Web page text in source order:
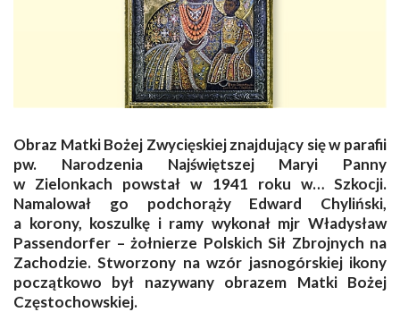
Obraz Matki Bożej Zwycięskiej znajdujący się w parafii
pw. Narodzenia Najświętszej Maryi Panny
w Zielonkach powstał w 1941 roku w… Szkocji.
Namalował go podchorąży Edward Chyliński,
a korony, koszulkę i ramy wykonał mjr Władysław
Passendorfer – żołnierze Polskich Sił Zbrojnych na
Zachodzie. Stworzony na wzór jasnogórskiej ikony
początkowo był nazywany obrazem Matki Bożej
Częstochowskiej.